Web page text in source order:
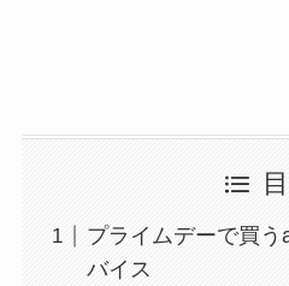
プライムデーで買
バイス